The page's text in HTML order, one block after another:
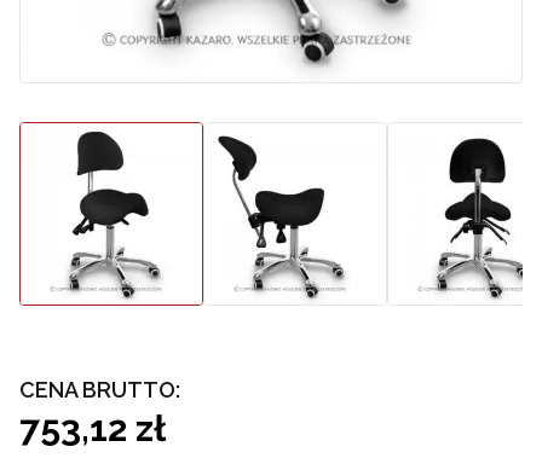
CENA BRUTTO:
753,12 zł